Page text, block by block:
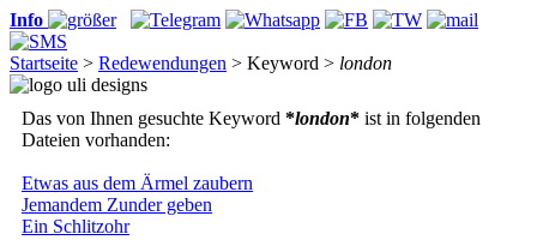
Info
Startseite > Redewendungen > Keyword > london
Das von Ihnen gesuchte Keyword *london* ist in folgenden
Dateien vorhanden:
Etwas aus dem Ärmel zaubern
Jemandem Zunder geben
Ein Schlitzohr